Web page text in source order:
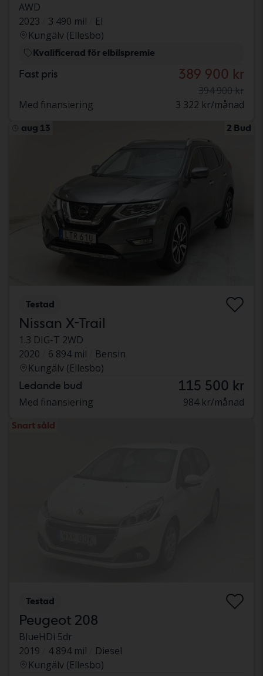
AWD
2023
3 490 mil
El
Kungälv (Ellesbo)
Kvalificerad för elbilspremie
Fast pris 389 900 kr
394 900 kr
Med finansiering
3 322 kr/månad
aug 13 2 Bud
Testad
Nissan X-Trail
1.3 DIG-T 2WD
2020
6 894 mil
Bensin
Kungälv (Ellesbo)
Ledande bud 115 500 kr
Med finansiering 984 kr/månad
Snart såld
Testad
Peugeot 208
BlueHDi 5dr
2019
4 894 mil
Diesel
Kungälv (Ellesbo)